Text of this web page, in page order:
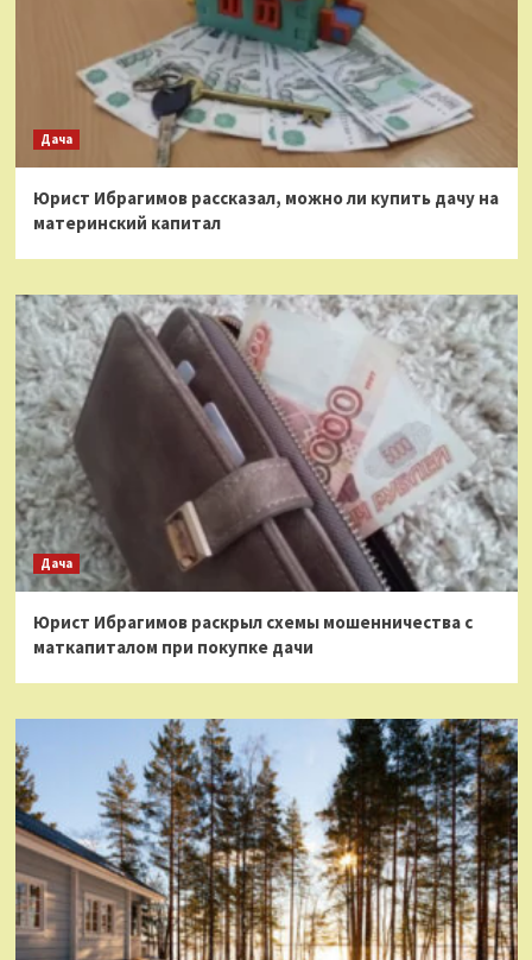
Дача
Юрист Ибрагимов рассказал, можно ли купить дачу на
материнский капитал
Дача
Юрист Ибрагимов раскрыл схемы мошенничества с
маткапиталом при покупке дачи